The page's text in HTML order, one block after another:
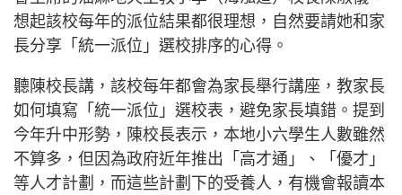
想起該校每年的派位結果都很理想，自然要請她和家
長分享「統一派位」選校排序的心得。
聽陳校長講，該校每年都會為家長舉行講座，教家長
如何填寫「統一派位」選校表，避免家長填錯。提到
今年升中形勢，陳校長表示，本地小六學生人數雖然
不算多，但因為政府近年推出「高才通」、「優才」
等人才計劃，而這些計劃下的受養人，有機會報讀本